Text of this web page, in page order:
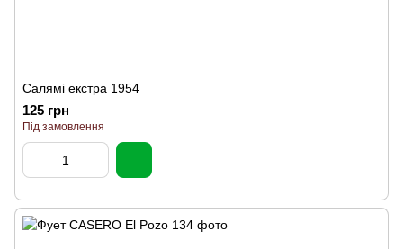
Салямі екстра 1954
125 грн
Під замовлення